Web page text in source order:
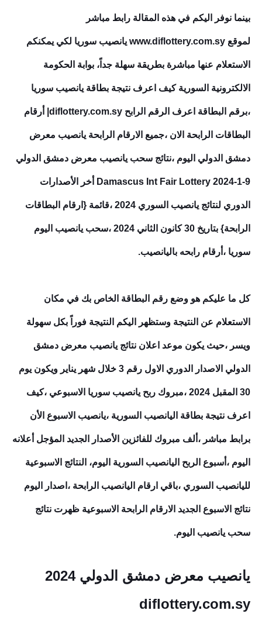
بينما نوفر اليكم في هذه المقالة رابط مباشر
لموقع www.diflottery.com.sy يانصيب سوريا لكي يمكنكم
الاستعلام عنها مباشرة بطريقة سهلة جداً، بوابة الحكومة
الالكترونية السورية كيف اعرف نتيجة بطاقة يانصيب سوريا
،برقم البطاقة اعرف الرقم الرابح diflottery.com.sy| أرقام
البطاقات الرابحة الان ،جميع الارقام الرابحة يانصيب معرض
دمشق الدولي اليوم ،نتائج سحب يانصيب معرض دمشق الدولي
9-1-2024 Damascus Int Fair Lottery أخر الأصدارات
الدوري لنتائج يانصيب السوري 2024 ،قائمة {ارقام البطاقات
الرابحة} بتاريخ 30 كانون الثاني 2024 ،سحب يانصيب اليوم
سوريا ،أرقام رابحه باليانصيب.
كل ما عليكم هو وضع رقم البطاقة الخاص بك في مكان
الاستعلام عن النتيجة وستظهر اليكم النتيجة فوراً بكل سهولة
ويسر ،حيث يكون موعد اعلان نتائج يانصيب معرض دمشق
الدولي الاصدار الدوري الاول رقم 3 خلال شهر يناير ويكون يوم
30 المقبل 2024 ،مبروك ربح يانصيب سوريا الاسبوعي ،كيف
اعرف نتيجة بطاقة اليانصيب السورية ،يانصيب الاسبوع الأن
برابط مباشر ،ألف مبروك للفائزين الأصدار الجديد المؤجل أعلانه
اليوم ،أسبوع الربح اليانصيب السورية اليوم، النتائج الاسبوعية
لليانصيب السوري ،باقي ارقام اليانصيب الرابحة ،اصدار اليوم
نتائج الاسبوع الجديد الارقام الرابحة الاسبوعية ظهرت نتائج
سحب يانصيب اليوم.
يانصيب معرض دمشق الدولي 2024
diflottery.com.sy